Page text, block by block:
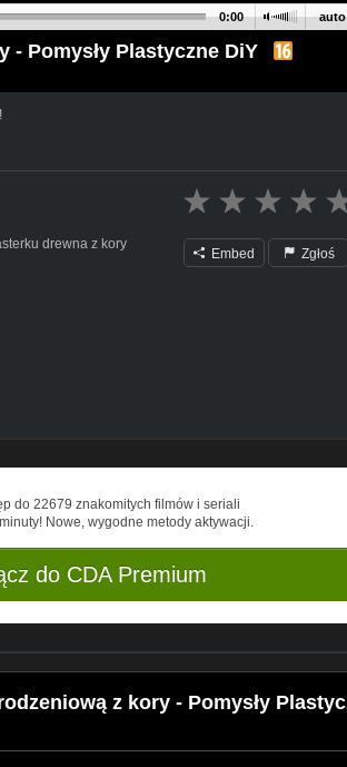
auto
0:00
- Pomysły Plastyczne DiY
drewna z kory
Embed Zgłoś
do 22679 znakomitych filmów i seriali
Nowe, wygodne metody aktywacji.
do CDA Premium
z kory - Pomysły